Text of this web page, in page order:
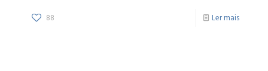
88 Ler mais